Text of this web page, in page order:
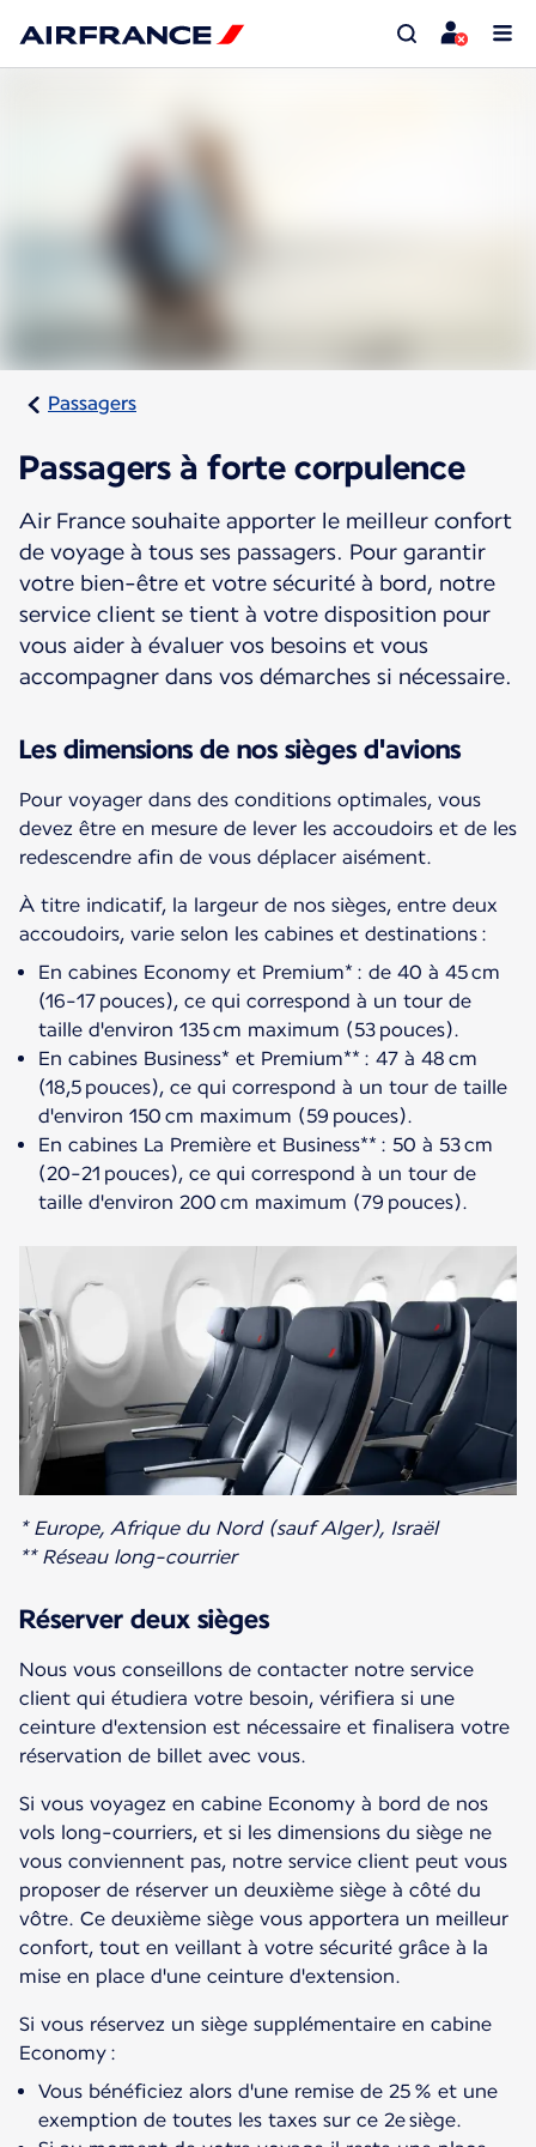
Passagers
Passagers à forte corpulence
Air France souhaite apporter le meilleur confort
de voyage à tous ses passagers. Pour garantir
votre bien-être et votre sécurité à bord, notre
service client se tient à votre disposition pour
vous aider à évaluer vos besoins et vous
accompagner dans vos démarches si nécessaire.
Les dimensions de nos sièges d'avions
Pour voyager dans des conditions optimales, vous
devez être en mesure de lever les accoudoirs et de les
redescendre afin de vous déplacer aisément.
À titre indicatif, la largeur de nos sièges, entre deux
accoudoirs, varie selon les cabines et destinations :
En cabines Economy et Premium* : de 40 à 45 cm
(16-17 pouces), ce qui correspond à un tour de
taille d'environ 135 cm maximum (53 pouces).
En cabines Business* et Premium** : 47 à 48 cm
(18,5 pouces), ce qui correspond à un tour de taille
d'environ 150 cm maximum (59 pouces).
En cabines La Première et Business** : 50 à 53 cm
(20-21 pouces), ce qui correspond à un tour de
taille d'environ 200 cm maximum (79 pouces).
* Europe, Afrique du Nord (sauf Alger), Israël
** Réseau long-courrier
Réserver deux sièges
Nous vous conseillons de contacter notre service
client qui étudiera votre besoin, vérifiera si une
ceinture d'extension est nécessaire et finalisera votre
réservation de billet avec vous.
Si vous voyagez en cabine Economy à bord de nos
vols long-courriers, et si les dimensions du siège ne
vous conviennent pas, notre service client peut vous
proposer de réserver un deuxième siège à côté du
vôtre. Ce deuxième siège vous apportera un meilleur
confort, tout en veillant à votre sécurité grâce à la
mise en place d'une ceinture d'extension.
Si vous réservez un siège supplémentaire en cabine
Economy :
Vous bénéficiez alors d'une remise de 25 % et une
exemption de toutes les taxes sur ce 2e siège.